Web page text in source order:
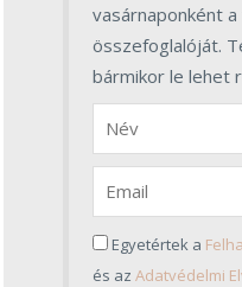
vasárnaponként a
összefoglalóját.
bármikor le lehet
Egyetértek a
és az Adatvédelmi